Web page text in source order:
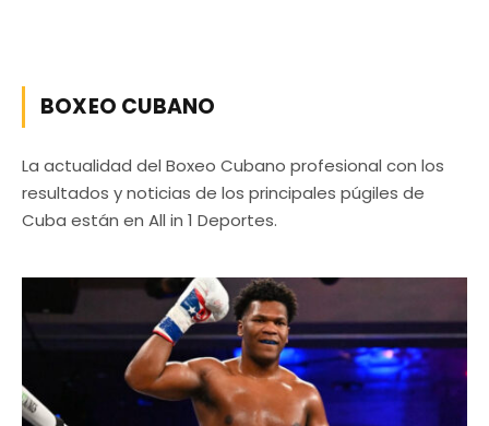
BOXEO CUBANO
La actualidad del Boxeo Cubano profesional con los
resultados y noticias de los principales púgiles de
Cuba están en All in 1 Deportes.